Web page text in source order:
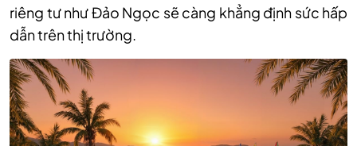
riêng tư như Đảo Ngọc sẽ càng khẳng định sức hấp
dẫn trên thị trường.